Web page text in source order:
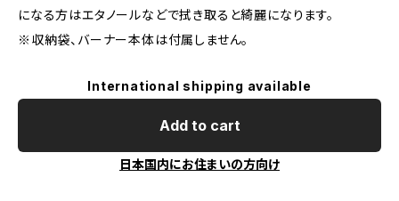
になる方はエタノールなどで拭き取ると綺麗になります。
※収納袋、バーナー本体は付属しません。
International shipping available
Add to cart
日本国内にお住まいの方向け